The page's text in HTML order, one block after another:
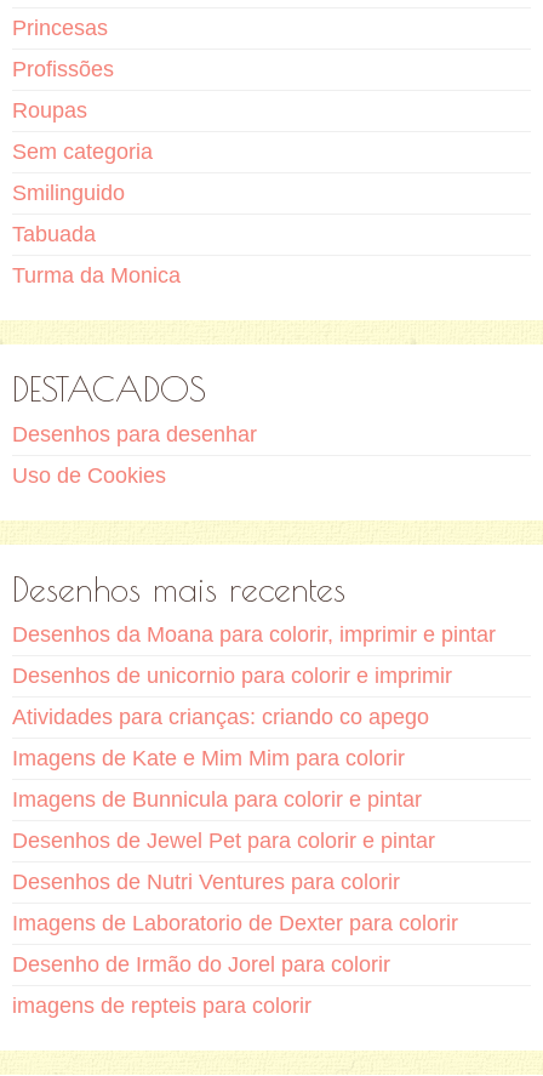
Princesas
Profissões
Roupas
Sem categoria
Smilinguido
Tabuada
Turma da Monica
DESTACADOS
Desenhos para desenhar
Uso de Cookies
Desenhos mais recentes
Desenhos da Moana para colorir, imprimir e pintar
Desenhos de unicornio para colorir e imprimir
Atividades para crianças: criando co apego
Imagens de Kate e Mim Mim para colorir
Imagens de Bunnicula para colorir e pintar
Desenhos de Jewel Pet para colorir e pintar
Desenhos de Nutri Ventures para colorir
Imagens de Laboratorio de Dexter para colorir
Desenho de Irmão do Jorel para colorir
imagens de repteis para colorir